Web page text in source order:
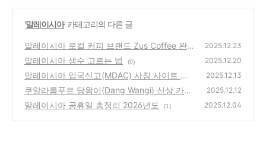
'말레이시아' 카테고리의 다른 글
말레이시아 로컬 커피 브랜드 Zus Coffee 완
벽 정리
(1)
2025.12.23
말레이시아 생수 고르는 법 (0) 2025.12.20
말레이시아 입국신고(MDAC) 사칭 사이트 주
의하세요
(1)
2025.12.13
쿠알라룸푸르 당왕이(Dang Wangi) 신상 카페
Belly
(1)
2025.12.12
말레이시아 공휴일 총정리 2026년도 (1) 2025.12.04